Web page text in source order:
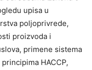
upisa u
poljoprivrede,
proizvoda i
primene sistema
HACCP,